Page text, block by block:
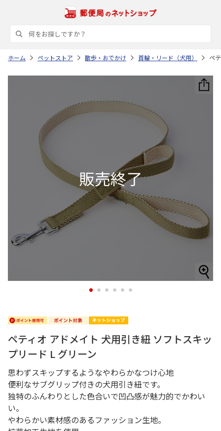
ホーム ペットストア 散歩・おでかけ 首輪・リード（犬用） ペ
1 2 3 4 5 6
ペティオ アドメイト 犬用引き紐 ソフトスキッ
プリード L グリーン
思わずスキップするようなやわらかなつけ心地
便利なサブグリップ付きの犬用引き紐です。
独特のふんわりとした色合いで凹凸感が魅力的でかわい
い。
やわらかい素材感のあるファッション生地。